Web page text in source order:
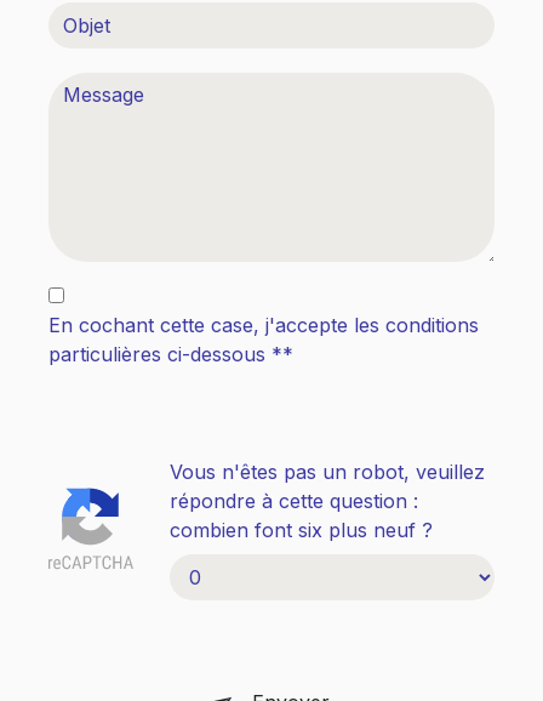
En cochant cette case, j'accepte les conditions
particulières ci-dessous **
Vous n'êtes pas un robot, veuillez
répondre à cette question :
combien font six plus neuf ?